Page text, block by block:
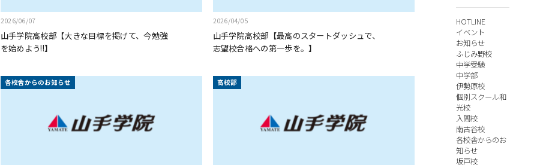
2026/06/07
山手学院高校部【大きな目標を掲げて、今勉強
を始めよう!!】
2026/04/05
山手学院高校部【最高のスタートダッシュで、
志望校合格への第一歩を。】
各校舎からのお知らせ 高校部
HOTLINE
イベント
お知らせ
ふじみ野校
中学受験
中学部
伊勢原校
個別スクール和
光校
入間校
南古谷校
各校舎からのお
知らせ
坂戸校